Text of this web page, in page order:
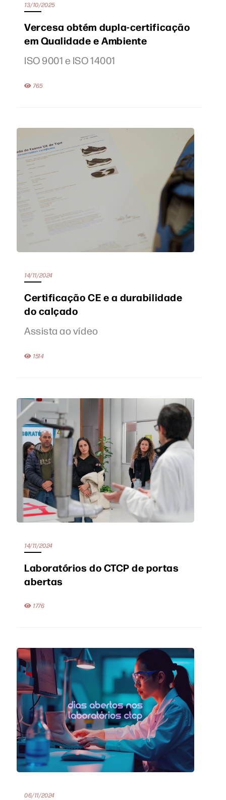
13/10/2025
Vercesa obtém dupla-certificação
em Qualidade e Ambiente
ISO 9001 e ISO 14001
765
14/11/2024
Certificação CE e a durabilidade
do calçado
Assista ao vídeo
1514
14/11/2024
Laboratórios do CTCP de portas
abertas
1776
06/11/2024